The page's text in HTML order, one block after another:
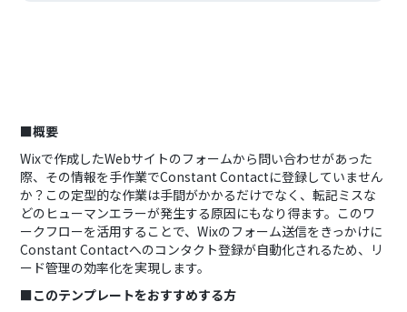
■概要
Wixで作成したWebサイトのフォームから問い合わせがあった
際、その情報を手作業でConstant Contactに登録していません
か？この定型的な作業は手間がかかるだけでなく、転記ミスな
どのヒューマンエラーが発生する原因にもなり得ます。このワ
ークフローを活用することで、Wixのフォーム送信をきっかけに
Constant Contactへのコンタクト登録が自動化されるため、リ
ード管理の効率化を実現します。
■このテンプレートをおすすめする方